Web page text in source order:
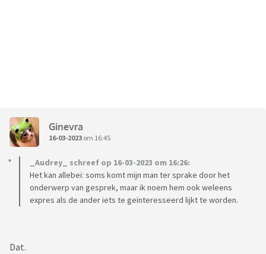
Ginevra
16-03-2023 om 16:45
_Audrey_ schreef op 16-03-2023 om 16:26:
Het kan allebei: soms komt mijn man ter sprake door het
onderwerp van gesprek, maar ik noem hem ook weleens
expres als de ander iets te geïnteresseerd lijkt te worden.
Dat.